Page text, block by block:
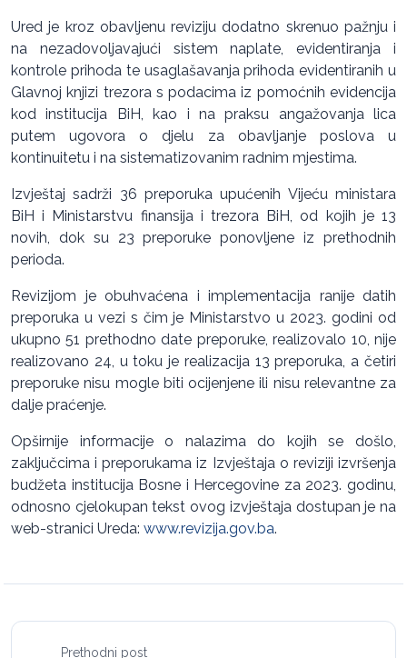
Ured je kroz obavljenu reviziju dodatno skrenuo pažnju i
na nezadovoljavajući sistem naplate, evidentiranja i
kontrole prihoda te usaglašavanja prihoda evidentiranih u
Glavnoj knjizi trezora s podacima iz pomoćnih evidencija
kod institucija BiH, kao i na praksu angažovanja lica
putem ugovora o djelu za obavljanje poslova u
kontinuitetu i na sistematizovanim radnim mjestima.
Izvještaj sadrži 36 preporuka upućenih Vijeću ministara
BiH i Ministarstvu finansija i trezora BiH, od kojih je 13
novih, dok su 23 preporuke ponovljene iz prethodnih
perioda.
Revizijom je obuhvaćena i implementacija ranije datih
preporuka u vezi s čim je Ministarstvo u 2023. godini od
ukupno 51 prethodno date preporuke, realizovalo 10, nije
realizovano 24, u toku je realizacija 13 preporuka, a četiri
preporuke nisu mogle biti ocijenjene ili nisu relevantne za
dalje praćenje.
Opširnije informacije o nalazima do kojih se došlo,
zaključcima i preporukama iz Izvještaja o reviziji izvršenja
budžeta institucija Bosne i Hercegovine za 2023. godinu,
odnosno cjelokupan tekst ovog izvještaja dostupan je na
web-stranici Ureda: www.revizija.gov.ba.
Prethodni post